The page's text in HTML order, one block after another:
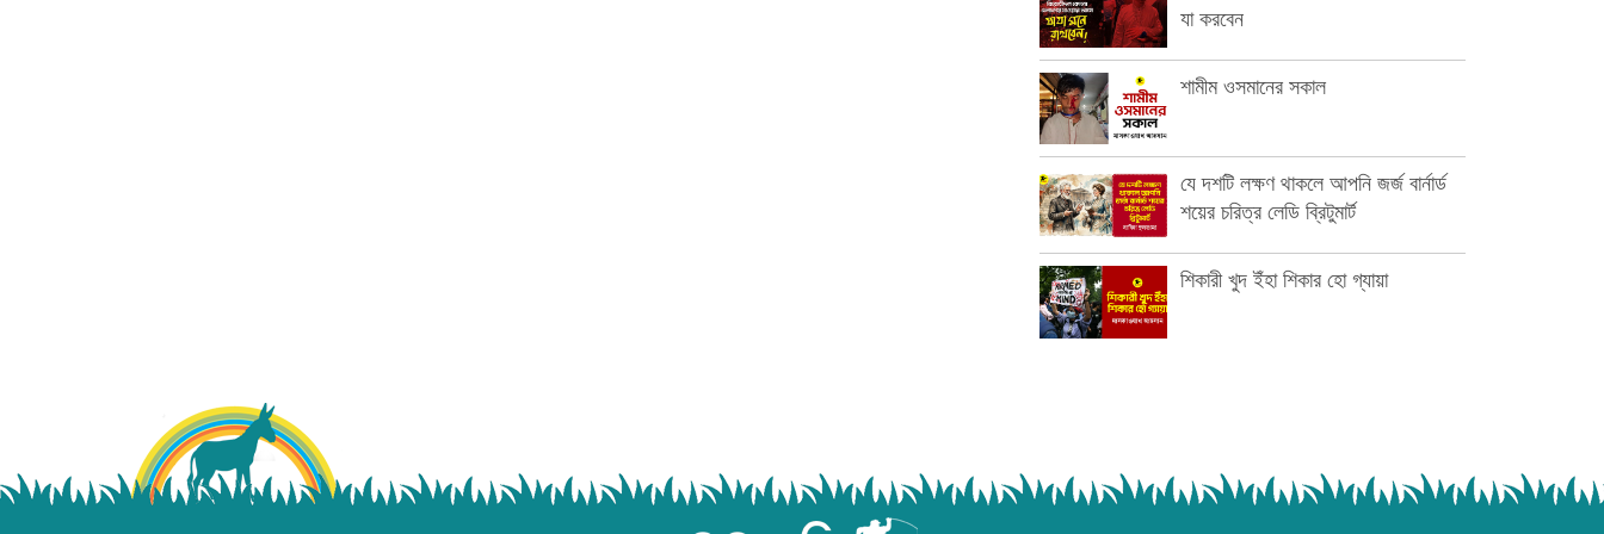
যা করবেন
শামীম ওসমানের সকাল
যে দশটি লক্ষণ থাকলে আপনি জর্জ বার্নার্ড
শয়ের চরিত্র লেডি ব্রিটুমার্ট
শিকারী খুদ ইঁহা শিকার হো গ্যায়া